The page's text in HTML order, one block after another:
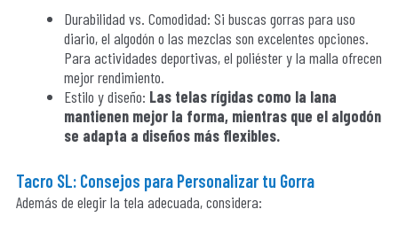
Durabilidad vs. Comodidad: Si buscas gorras para uso
diario, el algodón o las mezclas son excelentes opciones.
Para actividades deportivas, el poliéster y la malla ofrecen
mejor rendimiento.
Estilo y diseño: Las telas rígidas como la lana
mantienen mejor la forma, mientras que el algodón
se adapta a diseños más flexibles.
Tacro SL: Consejos para Personalizar tu Gorra
Además de elegir la tela adecuada, considera: